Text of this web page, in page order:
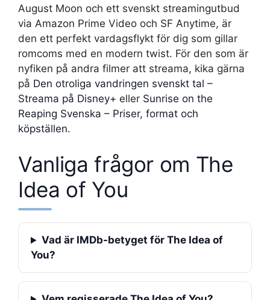
August Moon och ett svenskt streamingutbud
via Amazon Prime Video och SF Anytime, är
den ett perfekt vardagsflykt för dig som gillar
romcoms med en modern twist. För den som är
nyfiken på andra filmer att streama, kika gärna
på Den otroliga vandringen svenskt tal –
Streama på Disney+ eller Sunrise on the
Reaping Svenska – Priser, format och
köpställen.
Vanliga frågor om The
Idea of You
Vad är IMDb-betyget för The Idea of
You?